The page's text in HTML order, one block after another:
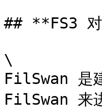
## **FS3
\
FilSwan 是
FilSwan 来